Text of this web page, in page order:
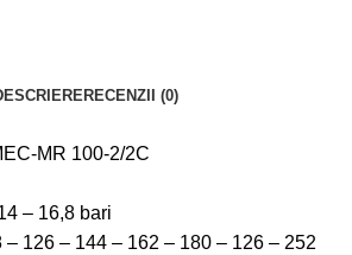
RECENZII (0)
MR 100-2/2C
– 16,8 bari
126 – 144 – 162 – 180 – 126 – 252